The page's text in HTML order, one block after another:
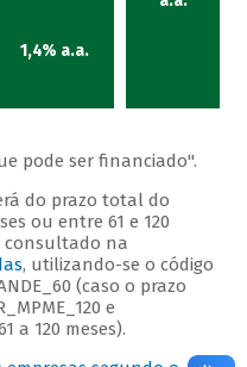
1,4% a.a.
pode ser financiado".
do prazo total do
ou entre 61 e 120
consultado na
, utilizando-se o código
(caso o prazo
e
a 120 meses).